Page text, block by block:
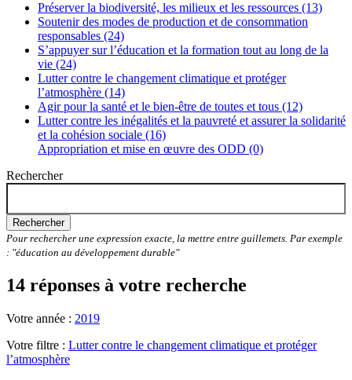
Préserver la biodiversité, les milieux et les ressources (13)
Soutenir des modes de production et de consommation
responsables (24)
S’appuyer sur l’éducation et la formation tout au long de la
vie (24)
Lutter contre le changement climatique et protéger
l’atmosphère (14)
Agir pour la santé et le bien-être de toutes et tous (12)
Lutter contre les inégalités et la pauvreté et assurer la solidarité
et la cohésion sociale (16)
Appropriation et mise en œuvre des ODD (0)
Rechercher
Rechercher
Pour rechercher une expression exacte, la mettre entre guillemets. Par exemple
: "éducation au développement durable"
14 réponses à votre recherche
Votre année : 2019
Votre filtre : Lutter contre le changement climatique et protéger
l’atmosphère